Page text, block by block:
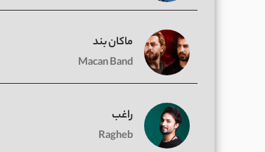
ماکان بند
Macan Band
راغب
Ragheb